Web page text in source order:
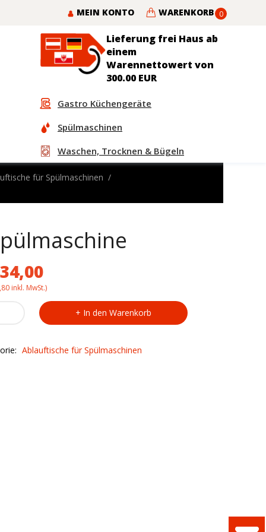
MEIN KONTO 0
WARENKORB
Lieferung frei Haus ab
einem
Warennettowert von
300.00 EUR
Gastro Küchengeräte
Spülmaschinen
Waschen, Trocknen & Bügeln
für Spülmaschinen
inkl. MwSt.)
In den Warenkorb
Ablauftische für Spülmaschinen